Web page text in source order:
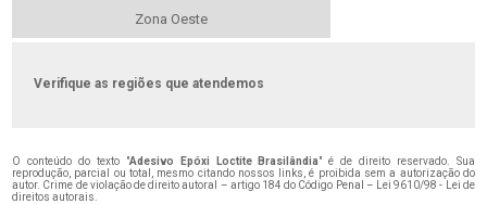
Zona Oeste
Verifique as regiões que atendemos
O conteúdo do texto "Adesivo Epóxi Loctite Brasilândia" é de direito reservado. Sua
reprodução, parcial ou total, mesmo citando nossos links, é proibida sem a autorização do
autor. Crime de violação de direito autoral – artigo 184 do Código Penal –
Lei 9610/98 - Lei de
direitos autorais